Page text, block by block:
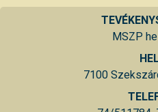
MSZP
7100